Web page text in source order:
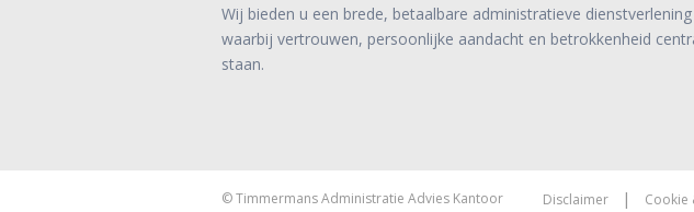
Wij bieden u een brede, betaalbare administratieve dienstverlening
waarbij vertrouwen, persoonlijke aandacht en betrokkenheid
staan.
Disclaimer | Cookie
© Timmermans Administratie Advies Kantoor